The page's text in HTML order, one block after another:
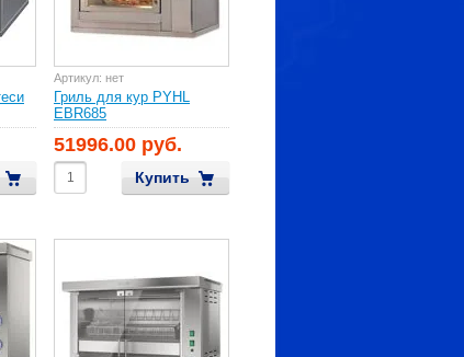
Артикул: нет
Гриль для кур PYHL
EBR685
51996.00 руб.
Купить